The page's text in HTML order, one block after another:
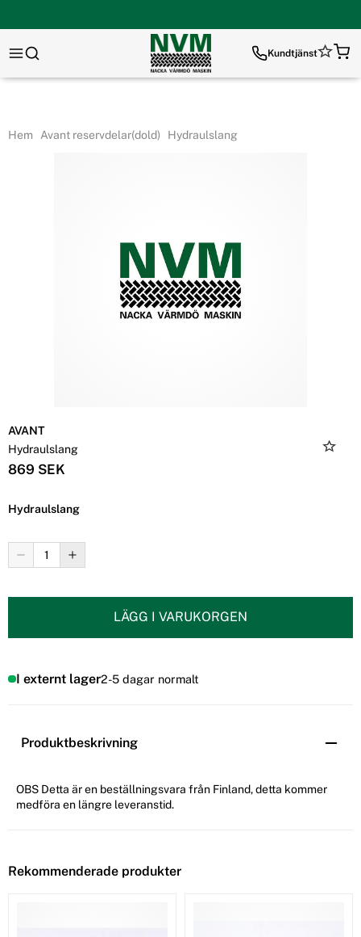
Kundtjänst
Hem Avant reservdelar(dold) Hydraulslang
AVANT
Hydraulslang
869 SEK
Hydraulslang
LÄGG I VARUKORGEN
I externt lager2-5 dagar normalt
Produktbeskrivning
OBS Detta är en beställningsvara från Finland, detta kommer
medföra en längre leveranstid.
Rekommenderade produkter